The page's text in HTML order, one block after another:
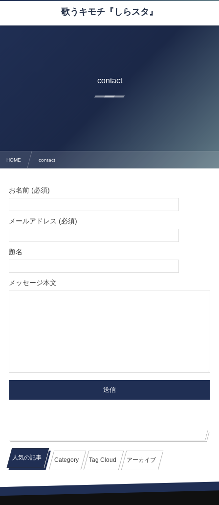
歌うキモチ『しらスタ』
contact
HOME contact
お名前 (必須)
メールアドレス (必須)
題名
メッセージ本文
人気の記事 Category Tag Cloud アーカイブ